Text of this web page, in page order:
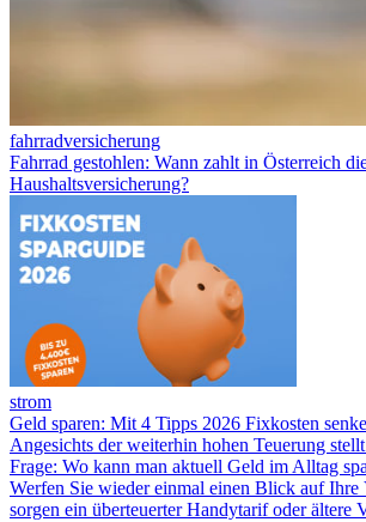
fahrradversicherung
Fahrrad gestohlen: Wann zahlt in Österreich
Haushaltsversicherung?
strom
Geld sparen: Mit 4 Tipps 2026 Fixkosten
Angesichts der weiterhin hohen Teuerung
Frage: Wo kann man aktuell Geld im Alltag
Werfen Sie wieder einmal einen Blick auf Ihre
sorgen ein überteuerter Handytarif oder ältere